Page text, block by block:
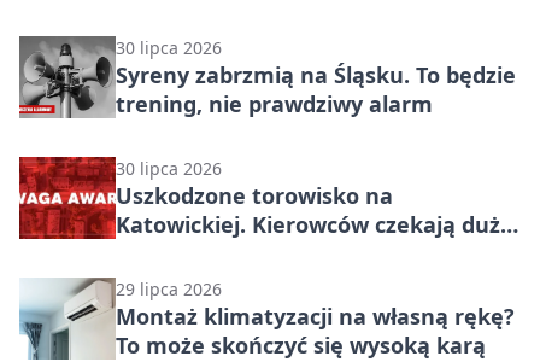
30 lipca 2026
Syreny zabrzmią na Śląsku. To będzie
trening, nie prawdziwy alarm
30 lipca 2026
Uszkodzone torowisko na
Katowickiej. Kierowców czekają duże
29 lipca 2026
Montaż klimatyzacji na własną rękę?
To może skończyć się wysoką karą